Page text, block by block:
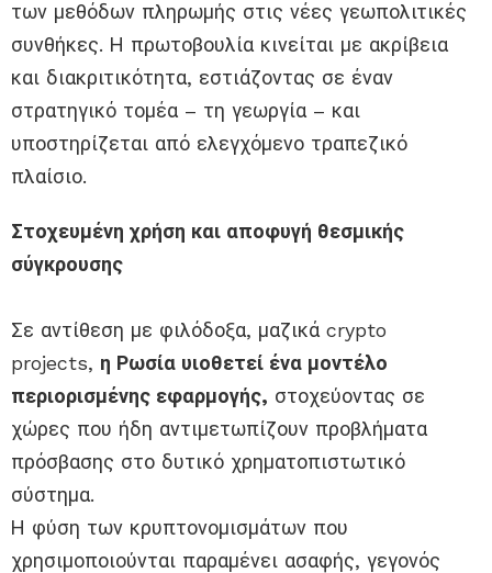
των μεθόδων πληρωμής στις νέες γεωπολιτικές
συνθήκες. Η πρωτοβουλία κινείται με ακρίβεια
και διακριτικότητα, εστιάζοντας σε έναν
στρατηγικό τομέα – τη γεωργία – και
υποστηρίζεται από ελεγχόμενο τραπεζικό
πλαίσιο.
Στοχευμένη χρήση και αποφυγή θεσμικής
σύγκρουσης
Σε αντίθεση με φιλόδοξα, μαζικά crypto
projects, η Ρωσία υιοθετεί ένα μοντέλο
περιορισμένης εφαρμογής, στοχεύοντας σε
χώρες που ήδη αντιμετωπίζουν προβλήματα
πρόσβασης στο δυτικό χρηματοπιστωτικό
σύστημα.
Η φύση των κρυπτονομισμάτων που
χρησιμοποιούνται παραμένει ασαφής, γεγονός